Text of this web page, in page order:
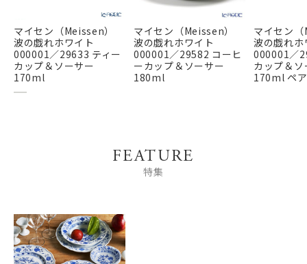
マイセン（Meissen）
波の戯れホワイト
000001／29633 ティー
カップ＆ソーサー
170ml
マイセン（Meissen）
波の戯れホワイト
000001／29582 コーヒ
ーカップ＆ソーサー
180ml
マイセン
波の戯れホ
000001／
カップ＆ソ
170ml ペア
FEATURE
特集